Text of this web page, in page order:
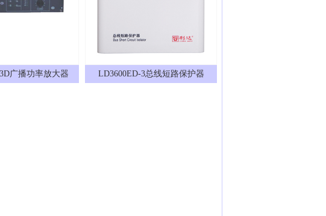
广播功率放大器 LD3600ED-3总线短路保护器